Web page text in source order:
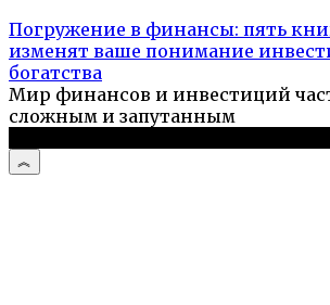
Погружение в финансы: пять
изменят ваше понимание
богатства
Мир финансов и инвестиций
сложным и запутанным